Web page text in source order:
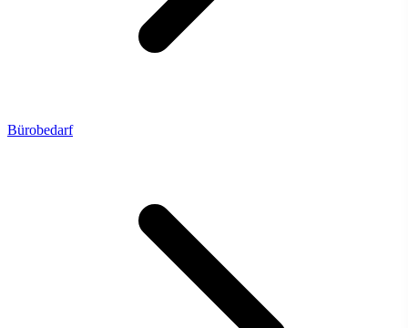
Bürobedarf